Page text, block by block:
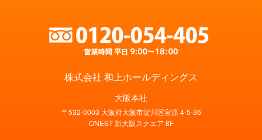
株式会社 和上ホールディングス
大阪本社
〒532-0003 大阪府大阪市淀川区宮原 4-5-36
ONEST 新大阪スクエア 8F